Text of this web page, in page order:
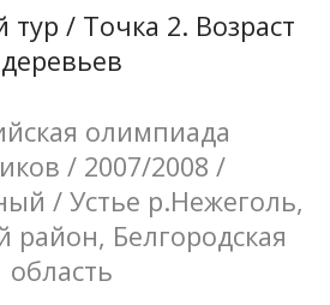
тур / Точка 2. Возраст
деревьев
олимпиада
/ 2007/2008 /
/ Устье р.Нежеголь,
район, Белгородская
область